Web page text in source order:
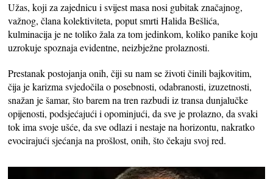
Užas, koji za zajednicu i svijest masa nosi gubitak značajnog,
važnog, člana kolektiviteta, poput smrti Halida Bešlića,
kulminacija je ne toliko žala za tom jedinkom, koliko panike koju
uzrokuje spoznaja evidentne, neizbježne prolaznosti.
Prestanak postojanja onih, čiji su nam se životi činili bajkovitim,
čija je karizma svjedočila o posebnosti, odabranosti, izuzetnosti,
snažan je šamar, što barem na tren razbudi iz transa dunjalučke
opijenosti, podsjećajući i opominjući, da sve je prolazno, da svaki
tok ima svoje ušće, da sve odlazi i nestaje na horizontu, nakratko
evocirajući sjećanja na prošlost, onih, što čekaju svoj red.